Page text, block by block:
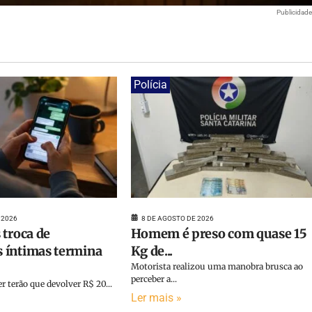
Publicidade
2026
troca de
íntimas termina
terão que devolver R$ 20...
Polícia
8 DE AGOSTO DE 2026
Homem é preso com quase 15
Kg de...
Motorista realizou uma manobra brusca ao
perceber a...
Ler mais »